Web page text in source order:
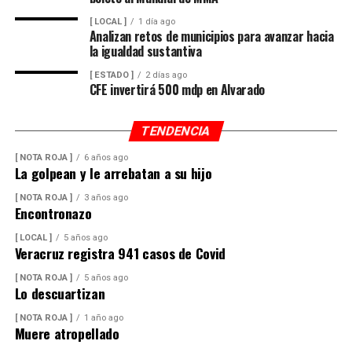
[ LOCAL ] 1 día ago
Analizan retos de municipios para avanzar hacia
la igualdad sustantiva
[ ESTADO ] 2 días ago
CFE invertirá 500 mdp en Alvarado
TENDENCIA
[ NOTA ROJA ] 6 años ago
La golpean y le arrebatan a su hijo
[ NOTA ROJA ] 3 años ago
Encontronazo
[ LOCAL ] 5 años ago
Veracruz registra 941 casos de Covid
[ NOTA ROJA ] 5 años ago
Lo descuartizan
[ NOTA ROJA ] 1 año ago
Muere atropellado